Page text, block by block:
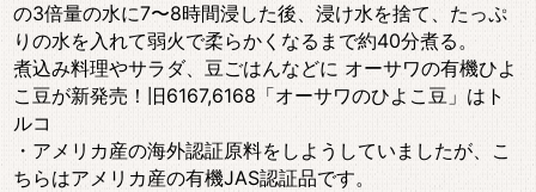
の3倍量の水に7〜8時間浸した後、浸け水を捨て、たっぷ
りの水を入れて弱火で柔らかくなるまで約40分煮る。
煮込み料理やサラダ、豆ごはんなどに オーサワの有機ひよ
こ豆が新発売！旧6167,6168「オーサワのひよこ豆」はト
ルコ
・アメリカ産の海外認証原料をしようしていましたが、こ
ちらはアメリカ産の有機JAS認証品です。